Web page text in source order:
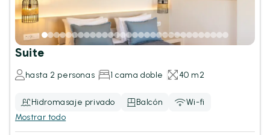
Suite
hasta 2 personas 1 cama doble 40 m2
Hidromasaje privado Balcón
Wi-fi
Mostrar todo